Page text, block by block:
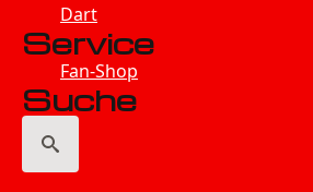
Dart
Service
Fan-Shop
Suche